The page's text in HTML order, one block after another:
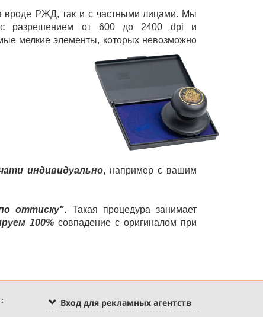
вроде РЖД, так и с частными лицами. Мы
с разрешением от 600 до 2400 dpi и
мелкие элементы, которых невозможно
индивидуально, например с вашим
оттиску". Такая процедура занимает
100% совпадение с оригиналом при
Вход для рекламных агентств